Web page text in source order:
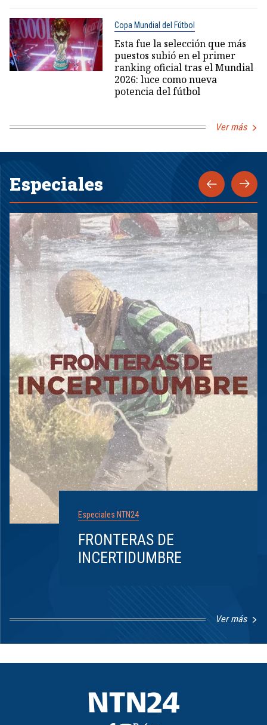
Copa Mundial del Fútbol
Esta fue la selección que más
puestos subió en el primer
ranking oficial tras el Mundial
2026: luce como nueva
potencia del fútbol
Ver más
Especiales
Especiales NTN24
FRONTERAS DE
INCERTIDUMBRE
Ver más
1
8